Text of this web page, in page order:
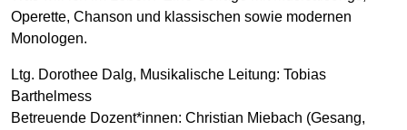
Operette, Chanson und klassischen sowie modernen
Monologen.
Ltg. Dorothee Dalg, Musikalische Leitung: Tobias
Barthelmess
Betreuende Dozent*innen: Christian Miebach (Gesang,